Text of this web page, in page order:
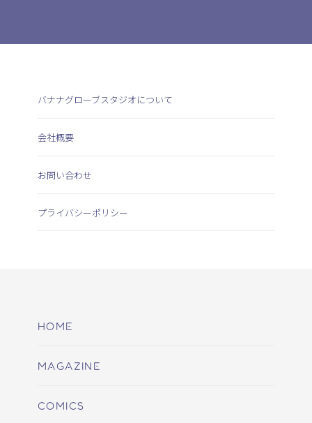
バナナグローブスタジオについて
会社概要
お問い合わせ
プライバシーポリシー
HOME
MAGAZINE
COMICS